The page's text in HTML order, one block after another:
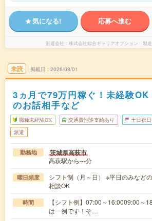
気になる! 応募へ進む
派遣会社 株式会社綜合キャリアオプション 製造
未読 掲載日 2026/08/01
3ヵ月で79万円稼ぐ！未経験
のお話相手など
職種未経験OK 交通費別途支給あり 土日祝
派遣
勤務地 茨城県高萩市
高萩駅から---分
曜日頻度
シフト制（月～日） ※平日のみなど
相談OK
時間
【シフト例】07:00～16:0009:00～
は一例です！そ…